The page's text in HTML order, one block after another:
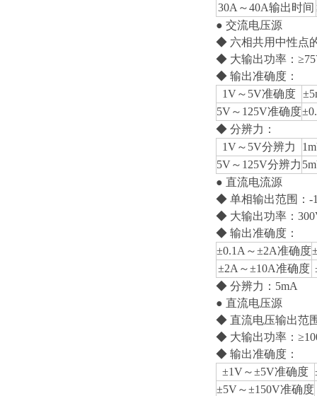
30A～40A输出时间
● 交流电压源
◆ 六相共用中性点
◆ 大输出功率：
◆ 输出准确度：
1V～5V准确度
5V～125V准确度
◆ 分辨力：
1V～5V分辨力
5V～125V分辨力
● 直流电流源
◆ 单相输出范围：-
◆ 大输出功率：
◆ 输出准确度：
±0.1A～±2A准确度
±2A～±10A准确度
◆ 分辨力：5mA
● 直流电压源
◆ 直流电压输出范
◆ 大输出功率：
◆ 输出准确度：
±1V～±5V准确度
±5V～±150V准确度